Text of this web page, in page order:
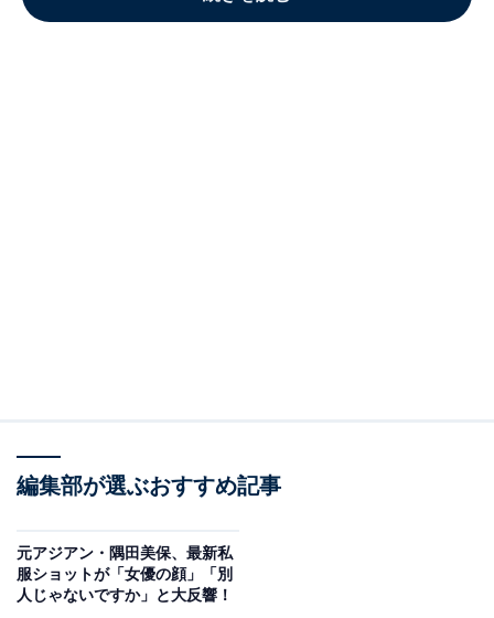
編集部が選ぶおすすめ記事
元アジアン・隅田美保、最新私
服ショットが「女優の顔」「別
人じゃないですか」と大反響！